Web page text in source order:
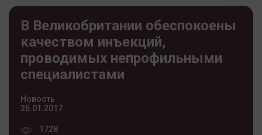
В Великобритании обеспокоены
качеством инъекций,
проводимых непрофильными
специалистами
Новость
26.01.2017
1728